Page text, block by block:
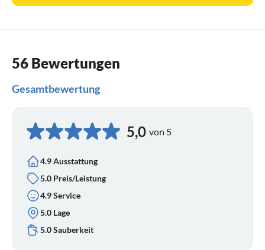
56 Bewertungen
Gesamtbewertung
5,0 von 5
4.9 Ausstattung
5.0 Preis/Leistung
4.9 Service
5.0 Lage
5.0 Sauberkeit